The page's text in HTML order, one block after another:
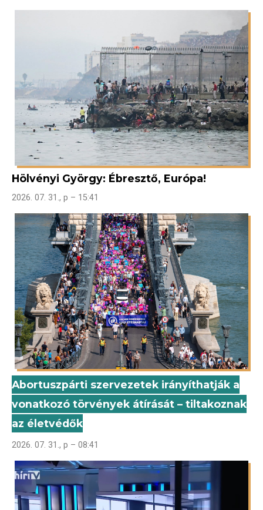
Hölvényi György: Ébresztő, Európa!
2026. 07. 31., p – 15:41
Abortuszpárti szervezetek irányíthatják a
vonatkozó törvények átírását – tiltakoznak
az életvédők
2026. 07. 31., p – 08:41